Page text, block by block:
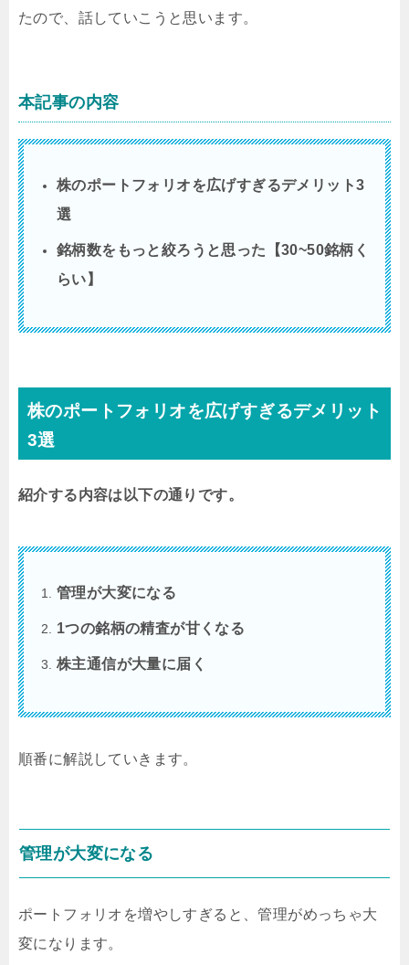
たので、話していこうと思います。
本記事の内容
株のポートフォリオを広げすぎるデメリット3
選
銘柄数をもっと絞ろうと思った【30~50銘柄く
らい】
株のポートフォリオを広げすぎるデメリット
3選
紹介する内容は以下の通りです。
管理が大変になる
1つの銘柄の精査が甘くなる
株主通信が大量に届く
順番に解説していきます。
管理が大変になる
ポートフォリオを増やしすぎると、管理がめっちゃ大
変になります。